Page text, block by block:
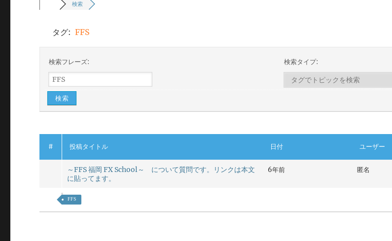
検索
タグ:FFS
検索フレーズ: 検索タイプ:
# 投稿タイトル 日付 ユーザー
～FFS 福岡 FX School～ について質問です。リンクは本文
に貼ってます。
6年前 匿名
FFS